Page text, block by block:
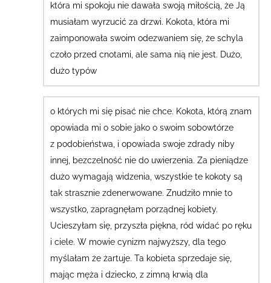
która mi spokoju nie dawała swoją miłością, że Ją
musiałam wyrzucić za drzwi. Kokota, która mi
zaimponowała swoim odezwaniem się, że schyla
czoło przed cnotami, ale sama nią nie jest. Dużo,
dużo typów
o których mi się pisać nie chce. Kokota, którą znam
opowiada mi o sobie jako o swoim sobowtórze
z podobieństwa, i opowiada swoje zdrady niby
innej, bezczelność nie do uwierzenia. Za pieniądze
dużo wymagają widzenia, wszystkie te kokoty są
tak strasznie zdenerwowane. Znudziło mnie to
wszystko,zapragnęłam porządnej kobiety.
Ucieszyłam się, przyszła piękna, ród widać po ręku
i ciele. W mowie cynizm najwyższy, dla tego
myślałam że żartuje. Ta kobieta sprzedaje się,
mając męża i dziecko, z zimną krwią dla